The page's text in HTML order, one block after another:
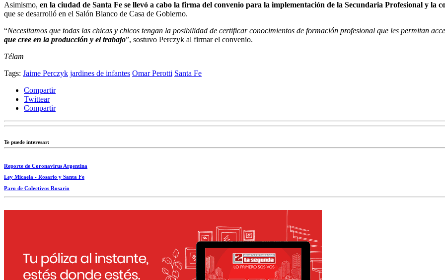
Asimismo, en la ciudad de Santa Fe se llevó a cabo la firma del convenio para la implementación de la Secundaria Profesional y la
que se desarrolló en el Salón Blanco de Casa de Gobierno.
“Necesitamos que todas las chicas y chicos tengan la posibilidad de certificar conocimientos de formación profesional que les permitan
que cree en la producción y el trabajo”, sostuvo Perczyk al firmar el convenio.
Télam
Tags: Jaime Perczyk jardines de infantes Omar Perotti Santa Fe
Compartir
Twittear
Compartir
Te puede interesar:
Reporte de Coronavirus Argentina
Ley Micaela - Rosario y Santa Fe
Paro de Colectivos Rosario